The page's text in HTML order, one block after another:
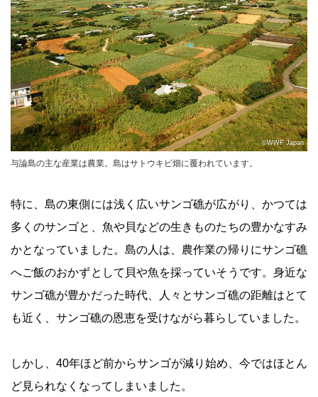
©WWF Japan
与論島の主な産業は農業。島はサトウキビ畑に覆われています。
特に、島の東側には浅く広いサンゴ礁が広がり、かつては
多くのサンゴと、魚や貝などの生きものたちの豊かなすみ
かとなっていました。島の人は、農作業の帰りにサンゴ礁
へご飯のおかずとして貝や魚を採っていそうです。身近な
サンゴ礁が豊かだった時代、人々とサンゴ礁の距離はとて
も近く、サンゴ礁の恩恵を受けながら暮らしていました。
しかし、40年ほど前からサンゴが減り始め、今ではほとん
ど見られなくなってしまいました。